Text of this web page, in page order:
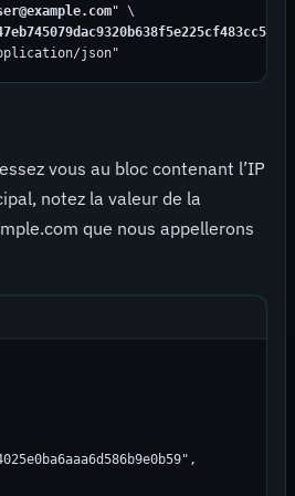
" \
json"
vous au bloc contenant l’IP
notez la valeur de la
que nous appellerons